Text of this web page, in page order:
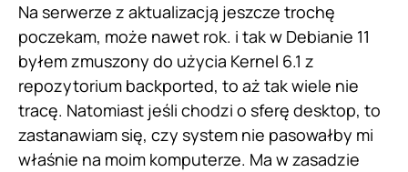
Na serwerze z aktualizacją jeszcze trochę
poczekam, może nawet rok. i tak w Debianie 11
byłem zmuszony do użycia Kernel 6.1 z
repozytorium backported, to aż tak wiele nie
tracę. Natomiast jeśli chodzi o sferę desktop, to
zastanawiam się, czy system nie pasowałby mi
właśnie na moim komputerze. Ma w zasadzie